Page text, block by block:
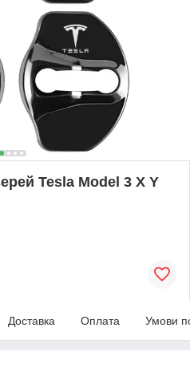
Tesla Model 3 X Y
Доставка Оплата Умови